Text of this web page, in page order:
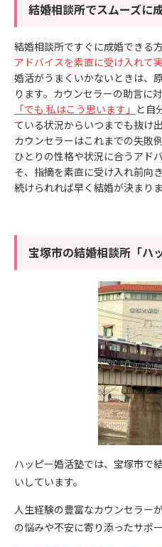
結婚相談所でスムーズに
結婚相談所ですぐに成婚できる
アドバイスを素直に受け入れて
婚活がうまくいかないときは、
ります。カウンセラーの助言に
「でも 私はこう思います」 と自
ている状況からいつまでも抜け
カウンセラーはこれまでの失敗
ひとりの性格や状況に合うアド
そ、指摘を素直に受け入れ前向
続けられれば早く結婚が決まりま
宝塚市の結婚相談所「ハ
ハッピー婚活塾では、宝塚市で
いしています。
人生経験の豊富なカウンセラー
の悩みや不安に寄り添ったサポ